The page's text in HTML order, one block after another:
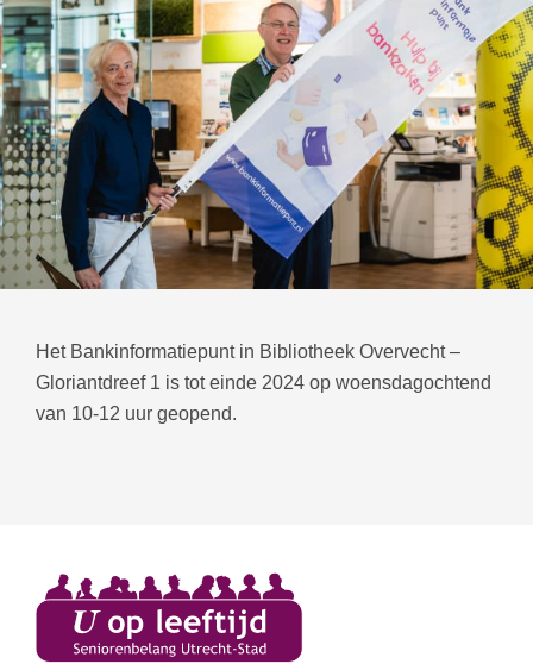
Het Bankinformatiepunt in Bibliotheek Overvecht –
Gloriantdreef 1 is tot einde 2024 op woensdagochtend
van 10-12 uur geopend.